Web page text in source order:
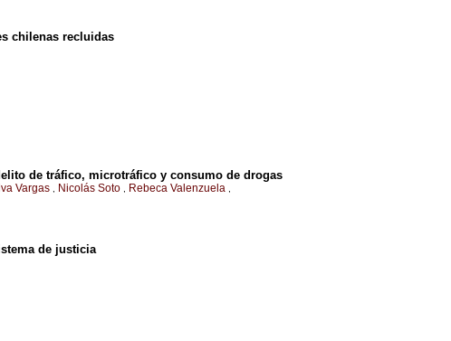
chilenas recluidas
de tráfico, microtráfico y consumo de drogas
Vargas , Nicolás Soto , Rebeca Valenzuela ,
de justicia